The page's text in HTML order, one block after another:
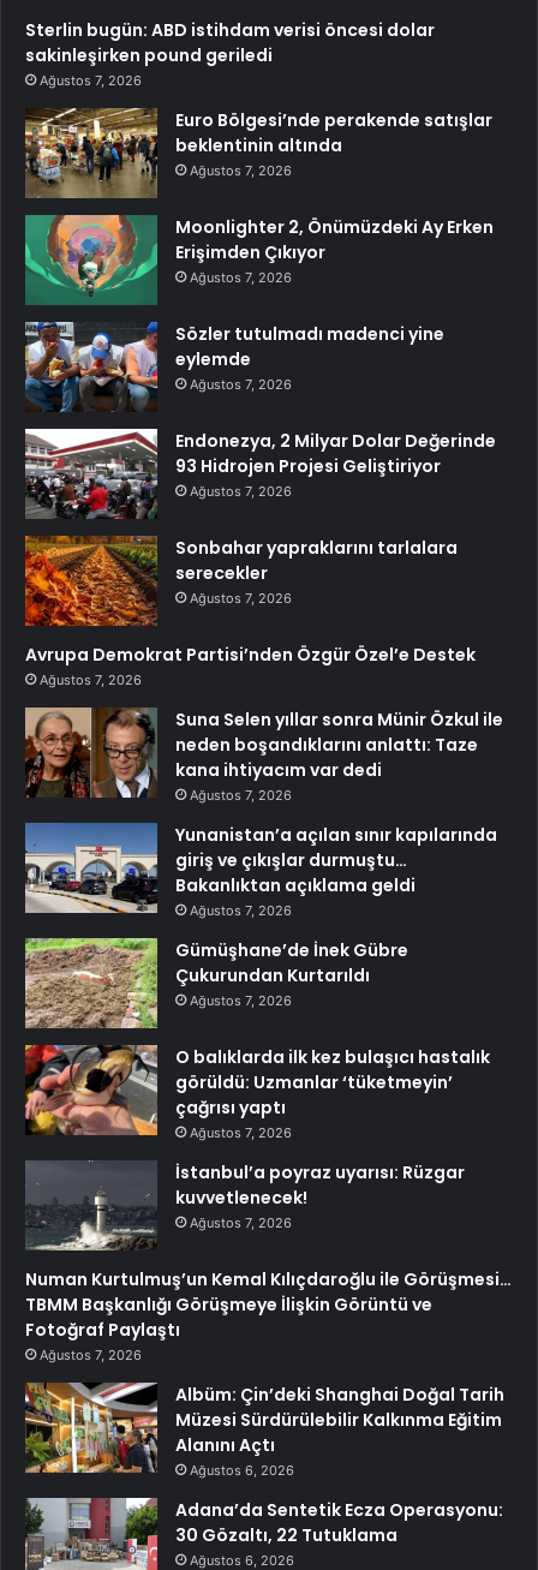
Sterlin bugün: ABD istihdam verisi öncesi dolar
sakinleşirken pound geriledi
Ağustos 7, 2026
Euro Bölgesi’nde perakende satışlar
beklentinin altında
Ağustos 7, 2026
Moonlighter 2, Önümüzdeki Ay Erken
Erişimden Çıkıyor
Ağustos 7, 2026
Sözler tutulmadı madenci yine
eylemde
Ağustos 7, 2026
Endonezya, 2 Milyar Dolar Değerinde
93 Hidrojen Projesi Geliştiriyor
Ağustos 7, 2026
Sonbahar yapraklarını tarlalara
serecekler
Ağustos 7, 2026
Avrupa Demokrat Partisi’nden Özgür Özel’e Destek
Ağustos 7, 2026
Suna Selen yıllar sonra Münir Özkul ile
neden boşandıklarını anlattı: Taze
kana ihtiyacım var dedi
Ağustos 7, 2026
Yunanistan’a açılan sınır kapılarında
giriş ve çıkışlar durmuştu…
Bakanlıktan açıklama geldi
Ağustos 7, 2026
Gümüşhane’de İnek Gübre
Çukurundan Kurtarıldı
Ağustos 7, 2026
O balıklarda ilk kez bulaşıcı hastalık
görüldü: Uzmanlar ‘tüketmeyin’
çağrısı yaptı
Ağustos 7, 2026
İstanbul’a poyraz uyarısı: Rüzgar
kuvvetlenecek!
Ağustos 7, 2026
Numan Kurtulmuş’un Kemal Kılıçdaroğlu ile Görüşmesi…
TBMM Başkanlığı Görüşmeye İlişkin Görüntü ve
Fotoğraf Paylaştı
Ağustos 7, 2026
Albüm: Çin’deki Shanghai Doğal Tarih
Müzesi Sürdürülebilir Kalkınma Eğitim
Alanını Açtı
Ağustos 6, 2026
Adana’da Sentetik Ecza Operasyonu:
30 Gözaltı, 22 Tutuklama
Ağustos 6, 2026